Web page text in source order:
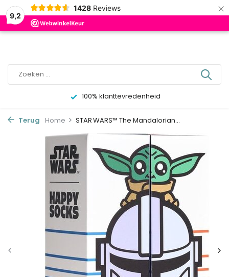
9,2
1428 Reviews ×
0
100% klanttevredenheid
Terug Home STAR WARS™ The Mandalorian...